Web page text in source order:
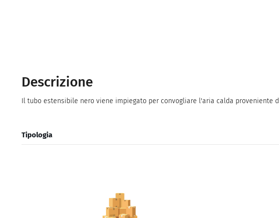
Descrizione
Il tubo estensibile nero viene impiegato per convogliare l'aria calda proveniente
Tipologia